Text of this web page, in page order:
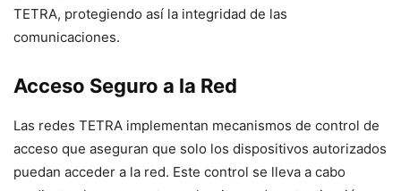
TETRA, protegiendo así la integridad de las
comunicaciones.
Acceso Seguro a la Red
Las redes TETRA implementan mecanismos de control de
acceso que aseguran que solo los dispositivos autorizados
puedan acceder a la red. Este control se lleva a cabo